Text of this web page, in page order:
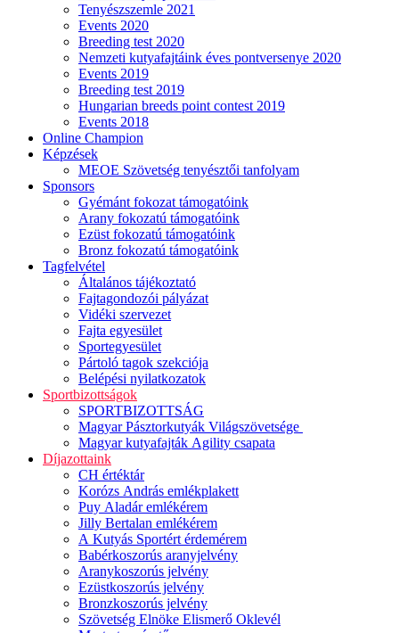
Tenyészszemle 2021
Events 2020
Breeding test 2020
Nemzeti kutyafajtáink éves pontversenye 2020
Events 2019
Breeding test 2019
Hungarian breeds point contest 2019
Events 2018
Online Champion
Képzések
MEOE Szövetség tenyésztői tanfolyam
Sponsors
Gyémánt fokozat támogatóink
Arany fokozatú támogatóink
Ezüst fokozatú támogatóink
Bronz fokozatú támogatóink
Tagfelvétel
Általános tájékoztató
Fajtagondozói pályázat
Vidéki szervezet
Fajta egyesület
Sportegyesület
Pártoló tagok szekciója
Belépési nyilatkozatok
Sportbizottságok
SPORTBIZOTTSÁG
Magyar Pásztorkutyák Világszövetsége
Magyar kutyafajták Agility csapata
Díjazottaink
CH értéktár
Korózs András emlékplakett
Puy Aladár emlékérem
Jilly Bertalan emlékérem
A Kutyás Sportért érdemérem
Babérkoszorús aranyjelvény
Aranykoszorús jelvény
Ezüstkoszorús jelvény
Bronzkoszorús jelvény
Szövetség Elnöke Elismerő Oklevél